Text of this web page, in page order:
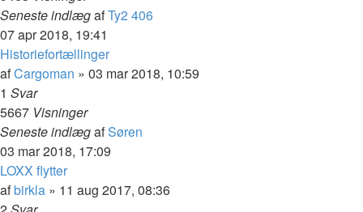
Seneste indlægafTy2 406
07 apr 2018, 19:41
Historiefortællinger
afCargoman » 03 mar 2018, 10:59
1 Svar
5667 Visninger
Seneste indlægafSøren
03 mar 2018, 17:09
LOXX flytter
afbirkla » 11 aug 2017, 08:36